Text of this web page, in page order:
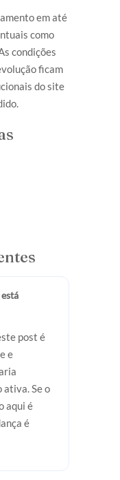
em até
como
condições
ficam
do site
post é
e
ativa. Se o
aqui é
é